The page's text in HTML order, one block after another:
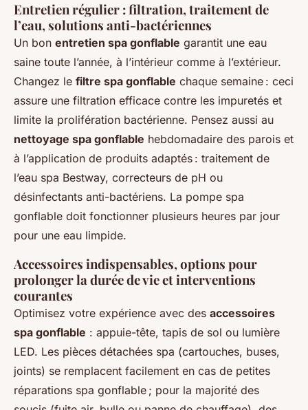
Entretien régulier : filtration, traitement de
l’eau, solutions anti-bactériennes
Un bon entretien spa gonflable garantit une eau
saine toute l’année, à l’intérieur comme à l’extérieur.
Changez le filtre spa gonflable chaque semaine : ceci
assure une filtration efficace contre les impuretés et
limite la prolifération bactérienne. Pensez aussi au
nettoyage spa gonflable hebdomadaire des parois et
à l’application de produits adaptés : traitement de
l’eau spa Bestway, correcteurs de pH ou
désinfectants anti-bactériens. La pompe spa
gonflable doit fonctionner plusieurs heures par jour
pour une eau limpide.
Accessoires indispensables, options pour
prolonger la durée de vie et interventions
courantes
Optimisez votre expérience avec des accessoires
spa gonflable : appuie-tête, tapis de sol ou lumière
LED. Les pièces détachées spa (cartouches, buses,
joints) se remplacent facilement en cas de petites
réparations spa gonflable ; pour la majorité des